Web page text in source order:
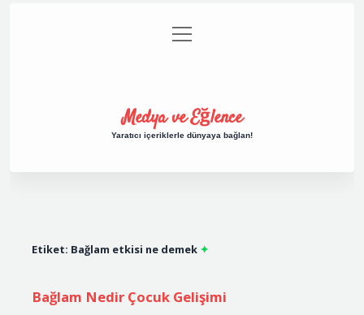
Gizlilik Politikası
menüyü
aç
Medya ve Eğlence
Yaratıcı içeriklerle dünyaya bağlan!
Etiket: Bağlam etkisi ne demek
Bağlam Nedir Çocuk Gelişimi